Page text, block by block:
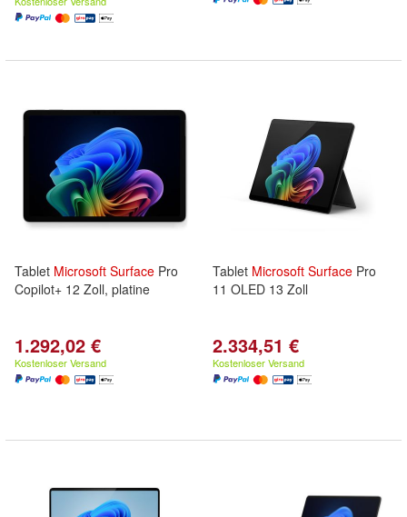
Tablet Microsoft Surface Pro
Copilot+ 12 Zoll, platine
1.292,02 €
Kostenloser Versand
Tablet Microsoft Surface Pro
11 OLED 13 Zoll
2.334,51 €
Kostenloser Versand